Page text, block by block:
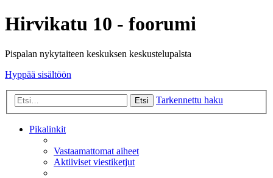
Hirvikatu 10 - foorumi
Pispalan nykytaiteen keskuksen keskustelupalsta
Hyppää sisältöön
Etsi Tarkennettu haku
Pikalinkit
Vastaamattomat aiheet
Aktiiviset viestiketjut